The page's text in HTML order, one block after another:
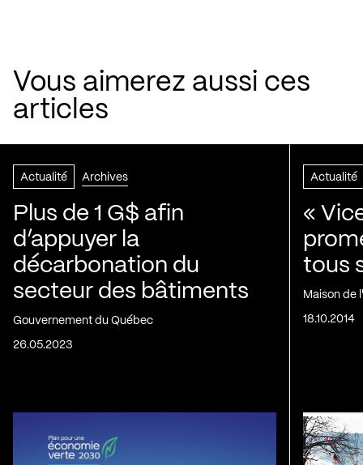
Vous aimerez aussi ces
articles
Actualité Archives
Plus de 1 G$ afin
d’appuyer la
décarbonation du
secteur des bâtiments
Gouvernement du Québec
26.05.2023
Actualité
«
tous
Maison de
18.10.2014